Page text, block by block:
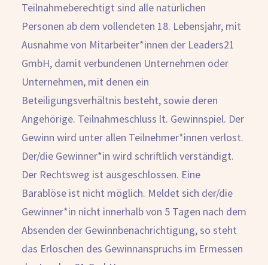
Kostenlose Beratung
Teilnahmeberechtigt sind alle natürlichen
Personen ab dem vollendeten 18. Lebensjahr, mit
Ausnahme von Mitarbeiter*innen der Leaders21
GmbH, damit verbundenen Unternehmen oder
Unternehmen, mit denen ein
Beteiligungsverhältnis besteht, sowie deren
Angehörige. Teilnahmeschluss lt. Gewinnspiel. Der
Gewinn wird unter allen Teilnehmer*innen verlost.
Der/die Gewinner*in wird schriftlich verständigt.
Der Rechtsweg ist ausgeschlossen. Eine
Barablöse ist nicht möglich. Meldet sich der/die
Gewinner*in nicht innerhalb von 5 Tagen nach dem
Absenden der Gewinnbenachrichtigung, so steht
das Erlöschen des Gewinnanspruchs im Ermessen